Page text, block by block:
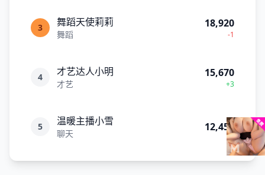
3 舞蹈天使莉莉
舞蹈
18,920
-1
4 才艺达人小明
才艺
15,670
+3
5 温暖主播小雪
聊天
12,450